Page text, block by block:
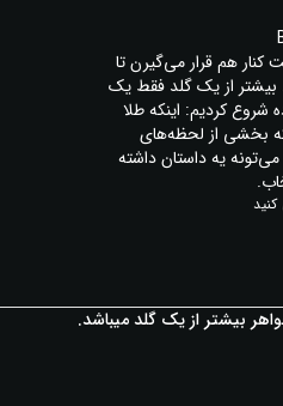
کنار هم قرار می‌گیرن تا
بیشتر از یک گلد فقط یک
شروع کردیم: اینکه طلا
بخشی از لحظه‌های
یه داستان داشته
بیشتر از یک گلد میباشد.